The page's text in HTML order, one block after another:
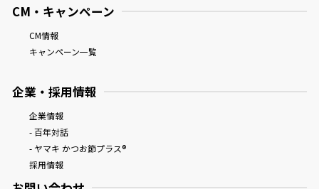
CM・キャンペーン
CM情報
キャンペーン一覧
企業・採用情報
企業情報
- 百年対話
- ヤマキ かつお節プラス®
採用情報